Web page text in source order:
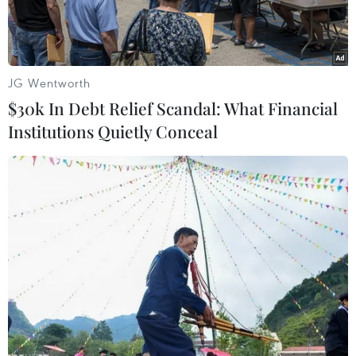
Trung ương Quân đội 108.
Đại tướng Ngô Xuân Lịch gắn Huân chương Bảo vệ Tổ quốc
hạng Nhất lên Cờ truyền thống của Bệnh viện 108. (Ảnh: Trọng
Đức/TTXVN)
Sáng 1/4 tại Hà Nội, Bệnh viện Trung ương
JG Wentworth
$30k In Debt Relief Scandal: What Financial
Institutions Quietly Conceal